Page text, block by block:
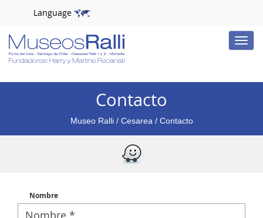
Language
Toggle
Contacto
Museo Ralli/ Cesarea / Contacto
Nombre